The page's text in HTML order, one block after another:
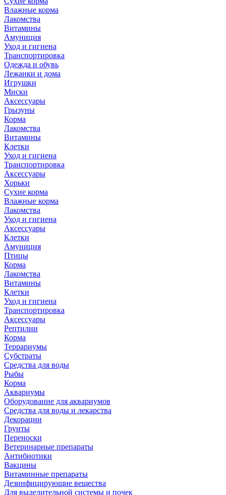
Влажные корма
Лакомства
Витамины
Амуниция
Уход и гигиена
Транспортировка
Одежда и обувь
Лежанки и дома
Игрушки
Миски
Аксессуары
Грызуны
Корма
Лакомства
Витамины
Клетки
Уход и гигиена
Транспортировка
Аксессуары
Хорьки
Сухие корма
Влажные корма
Лакомства
Уход и гигиена
Аксессуары
Клетки
Амуниция
Птицы
Корма
Лакомства
Витамины
Клетки
Уход и гигиена
Транспортировка
Аксессуары
Рептилии
Корма
Террариумы
Субстраты
Средства для воды
Рыбы
Корма
Аквариумы
Оборудование для аквариумов
Средства для воды и лекарства
Декорации
Грунты
Переноски
Ветеринарные препараты
Антибиотики
Вакцины
Витаминные препараты
Дезинфицирующие вещества
Для выделительной системы и почек